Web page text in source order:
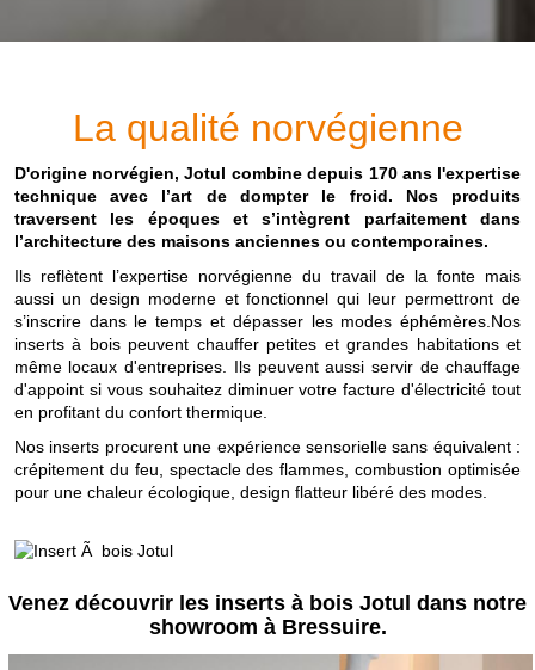
La qualité norvégienne
D'origine norvégien, Jotul combine depuis 170 ans l'expertise
technique avec l’art de dompter le froid. Nos produits
traversent les époques et s’intègrent parfaitement dans
l’architecture des maisons anciennes ou contemporaines.
Ils reflètent l’expertise norvégienne du travail de la fonte mais
aussi un design moderne et fonctionnel qui leur permettront de
s’inscrire dans le temps et dépasser les modes éphémères.Nos
inserts à bois peuvent chauffer petites et grandes habitations et
même locaux d'entreprises. Ils peuvent aussi servir de chauffage
d'appoint si vous souhaitez diminuer votre facture d'électricité tout
en profitant du confort thermique.
Nos inserts procurent une expérience sensorielle sans équivalent :
crépitement du feu, spectacle des flammes, combustion optimisée
pour une chaleur écologique, design flatteur libéré des modes.
Venez découvrir les inserts à bois Jotul dans notre
showroom à Bressuire.